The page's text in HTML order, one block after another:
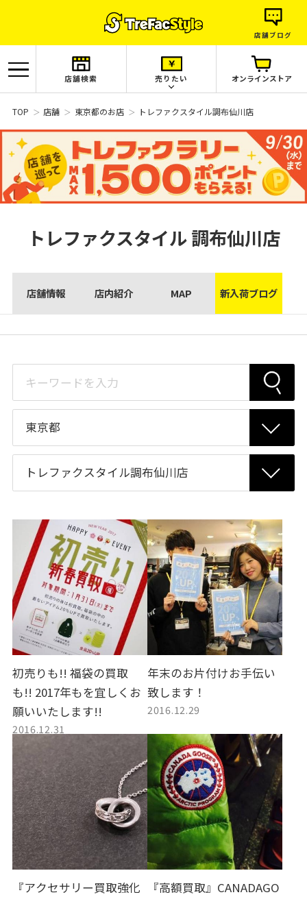
店舗ブログ
店舗検索 売りたい オンラインストア
TOP 店舗 東京都のお店 トレファクスタイル調布仙川店
トレファクスタイル調布仙川店
店舗情報 店内紹介 MAP 新入荷ブログ
初売りも!! 福袋の買取
も!! 2017年もを宜しくお
願いいたします!!
2016.12.31
年末のお片付けお手伝い
致します！
2016.12.29
『アクセサリー買取強化
『高額買取』CANADAGO